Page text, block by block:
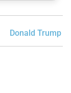
Donald Trump